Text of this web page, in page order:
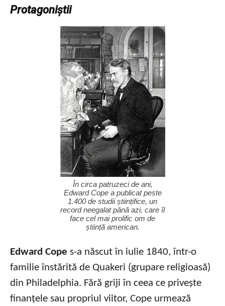
Protagoniștii
În circa patruzeci de ani,
Edward Cope a publicat peste
1.400 de studii științifice, un
record neegalat până azi, care îl
face cel mai prolific om de
știință american.
Edward Cope s-a născut în iulie 1840, într-o
familie înstărită de Quakeri (grupare religioasă)
din Philadelphia. Fără griji în ceea ce privește
finanțele sau propriul viitor, Cope urmează